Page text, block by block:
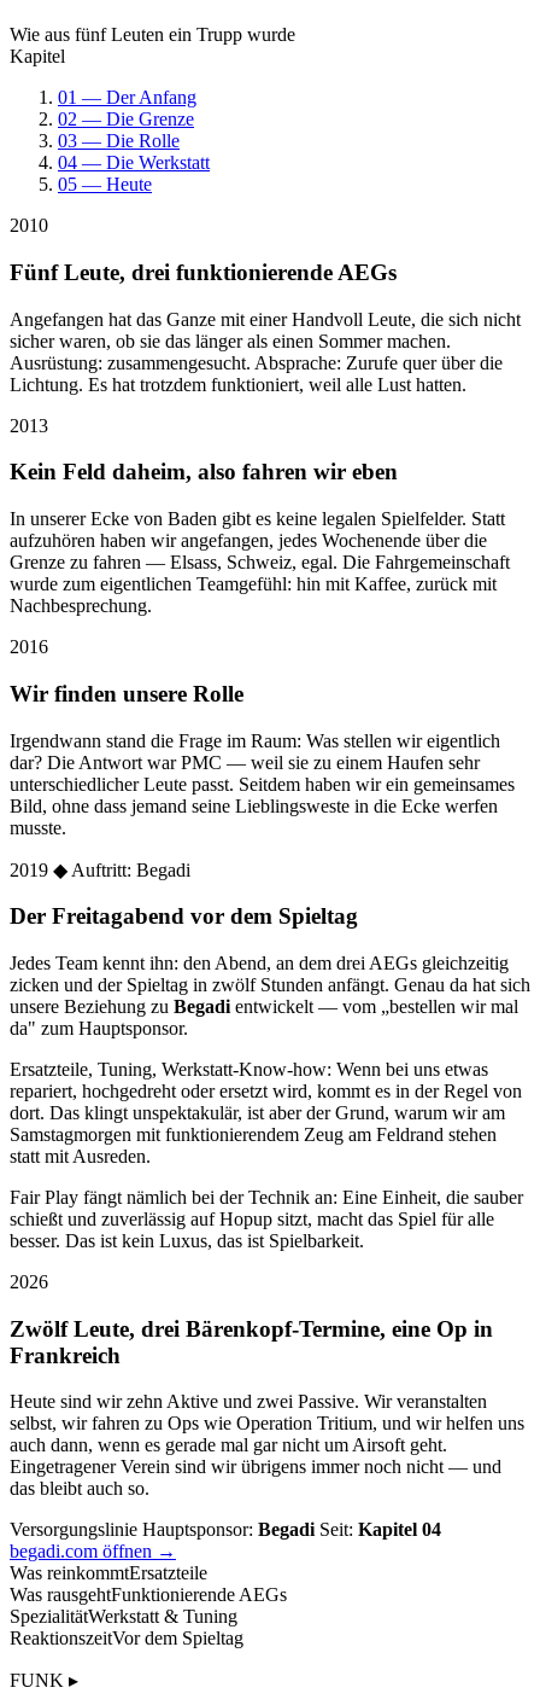
Wie aus fünf Leuten ein Trupp wurde
Kapitel
01 — Der Anfang
02 — Die Grenze
03 — Die Rolle
04 — Die Werkstatt
05 — Heute
2010
Fünf Leute, drei funktionierende AEGs
Angefangen hat das Ganze mit einer Handvoll Leute, die sich nicht
sicher waren, ob sie das länger als einen Sommer machen.
Ausrüstung: zusammengesucht. Absprache: Zurufe quer über die
Lichtung. Es hat trotzdem funktioniert, weil alle Lust hatten.
2013
Kein Feld daheim, also fahren wir eben
In unserer Ecke von Baden gibt es keine legalen Spielfelder. Statt
aufzuhören haben wir angefangen, jedes Wochenende über die
Grenze zu fahren — Elsass, Schweiz, egal. Die Fahrgemeinschaft
wurde zum eigentlichen Teamgefühl: hin mit Kaffee, zurück mit
Nachbesprechung.
2016
Wir finden unsere Rolle
Irgendwann stand die Frage im Raum: Was stellen wir eigentlich
dar? Die Antwort war PMC — weil sie zu einem Haufen sehr
unterschiedlicher Leute passt. Seitdem haben wir ein gemeinsames
Bild, ohne dass jemand seine Lieblingsweste in die Ecke werfen
musste.
2019 ◆ Auftritt: Begadi
Der Freitagabend vor dem Spieltag
Jedes Team kennt ihn: den Abend, an dem drei AEGs gleichzeitig
zicken und der Spieltag in zwölf Stunden anfängt. Genau da hat sich
unsere Beziehung zu Begadi entwickelt — vom „bestellen wir mal
da" zum Hauptsponsor.
Ersatzteile, Tuning, Werkstatt-Know-how: Wenn bei uns etwas
repariert, hochgedreht oder ersetzt wird, kommt es in der Regel von
dort. Das klingt unspektakulär, ist aber der Grund, warum wir am
Samstagmorgen mit funktionierendem Zeug am Feldrand stehen
statt mit Ausreden.
Fair Play fängt nämlich bei der Technik an: Eine Einheit, die sauber
schießt und zuverlässig auf Hopup sitzt, macht das Spiel für alle
besser. Das ist kein Luxus, das ist Spielbarkeit.
2026
Zwölf Leute, drei Bärenkopf-Termine, eine Op in
Frankreich
Heute sind wir zehn Aktive und zwei Passive. Wir veranstalten
selbst, wir fahren zu Ops wie Operation Tritium, und wir helfen uns
auch dann, wenn es gerade mal gar nicht um Airsoft geht.
Eingetragener Verein sind wir übrigens immer noch nicht — und
das bleibt auch so.
Versorgungslinie Hauptsponsor: Begadi Seit: Kapitel 04
begadi.com öffnen →
Was reinkommtErsatzteile
Was rausgehtFunktionierende AEGs
SpezialitätWerkstatt & Tuning
ReaktionszeitVor dem Spieltag
FUNK ▸